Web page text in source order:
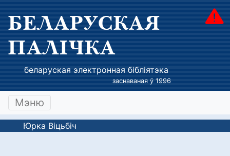
БЕЛАРУСКАЯ
ПАЛІЧКА
беларуская электронная бібліятэка
заснаваная ў 1996
Мэню
Юрка Віцьбіч